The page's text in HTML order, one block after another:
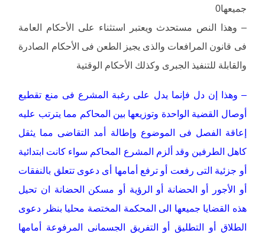
جميعها0
– وهذا النص مستحدث ويعتبر استثناء على الأحكام العامة
فى قانون المرافعات والذى يجيز الطعن فى الأحكام الصادرة
والقابلة للتنفيذ الجبرى وكذلك الأحكام الوقتية
– وهذا إن دل فإنما يدل على رغبة المشرع فى منع تقطيع
أوصال القضية الواحدة وتوزيعها بين المحاكم مما يترتب عليه
إعاقة الفصل فى الموضوع وإطالة أمد التقاضى مما يثقل
كاهل الطرفين وقد ألزم المشرع المحاكم سواء كانت ابتدائية
أو جزئية التى رفعت أو ترفع أمامها أى دعوى تتعلق بالنفقات
أو الأجور أو الحضانة أو الرؤية أو مسكن الحضانة ان تحيل
هذه القضايا جميعها الى المحكمة المختصة محليا بنظر دعوى
الطلاق أو التطليق أو التفريق الجسمانى المرفوعة أمامها